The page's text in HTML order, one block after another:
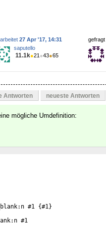
gefragt
27 Apr '17, 14:31
saputello
11.1k●21 ●43●65
Antworten neueste Antworten
mögliche Umdefinition:
#1 {#1}
#1